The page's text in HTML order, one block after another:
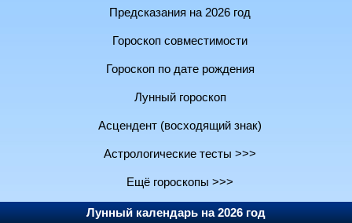
Предсказания на 2026 год
Гороскоп совместимости
Гороскоп по дате рождения
Лунный гороскоп
Асцендент (восходящий знак)
Астрологические тесты >>>
Ещё гороскопы >>>
Лунный календарь на 2026 год